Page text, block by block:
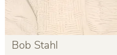
Bob Stahl